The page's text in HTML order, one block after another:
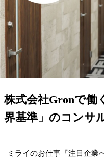
株式会社Gronで働
界基準」のコンサ
ミライのお仕事『注目企業